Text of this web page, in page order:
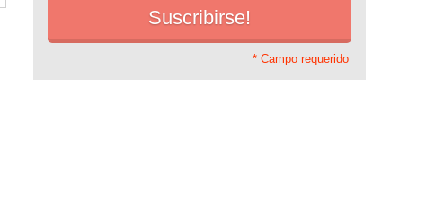
* Campo requerido